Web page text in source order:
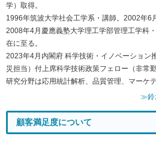
学）取得。
1996年筑波大学社会工学系・講師。2002年6
2008年4月慶應義塾大学理工学部管理工学科
在に至る。
2023年4月内閣府 科学技術・イノベーション
災担当）付上席科学技術政策フェロー（非常勤
研究分野は応用統計解析、品質管理、マーケテ
≫鈴
顧客満足度について